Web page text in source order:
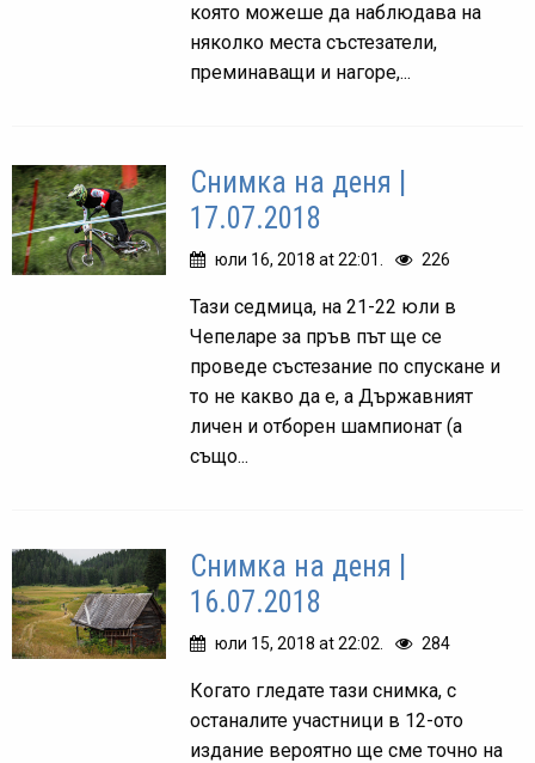
която можеше да наблюдава на
няколко места състезатели,
преминаващи и нагоре,...
Снимка на деня |
17.07.2018
юли 16, 2018 at 22:01. 226
Тази седмица, на 21-22 юли в
Чепеларе за пръв път ще се
проведе състезание по спускане и
то не какво да е, а Държавният
личен и отборен шампионат (а
също...
Снимка на деня |
16.07.2018
юли 15, 2018 at 22:02. 284
Когато гледате тази снимка, с
останалите участници в 12-ото
издание вероятно ще сме точно на